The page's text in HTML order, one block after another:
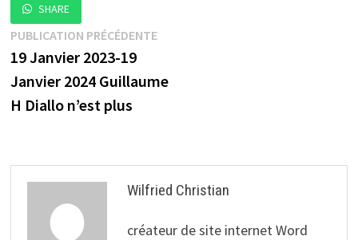
SHARE
Navigation
de
l’article
PUBLICATION PRÉCÉDENTEPublication
19 Janvier 2023-19
Janvier 2024 Guillaume
H Diallo n’est plus
Wilfried Christian
créateur de site internet Word